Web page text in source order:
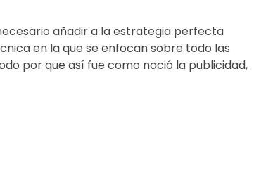
añadir a la estrategia perfecta
en la que se enfocan sobre todo las
por que así fue como nació la publicidad,